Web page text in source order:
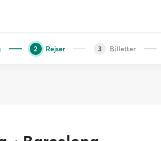
2 Rejser 3 Billetter